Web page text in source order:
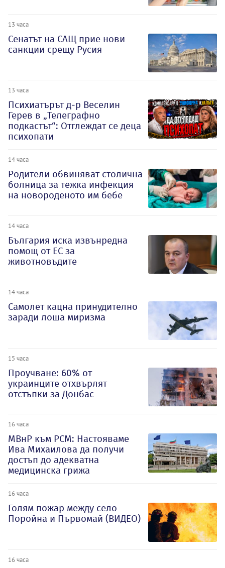
13 часа
Сенатът на САЩ прие нови
санкции срещу Русия
13 часа
Психиатърът д-р Веселин
Герев в „Телеграфно
подкастът“: Отглеждат се деца
психопати
14 часа
Родители обвиняват столична
болница за тежка инфекция
на новороденото им бебе
14 часа
България иска извънредна
помощ от ЕС за
животновъдите
14 часа
Самолет кацна принудително
заради лоша миризма
15 часа
Проучване: 60% от
украинците отхвърлят
отстъпки за Донбас
16 часа
МВнР към РСМ: Настояваме
Ива Михаилова да получи
достъп до адекватна
медицинска грижа
16 часа
Голям пожар между село
Поройна и Първомай (ВИДЕО)
16 часа